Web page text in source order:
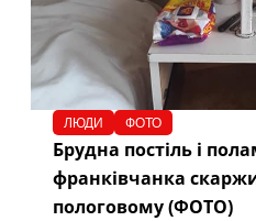
ЛЮДИ ФОТО
Брудна постіль і
франківчанка
пологовому (ФОТО)